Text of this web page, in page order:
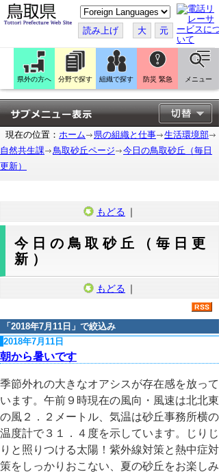
こ
の
ペ
ー
ジ
翻
訳
す
る
読み上げ 大 元
県外の方へ 分野で探す 組織で探す 防災 緊急 メニュー
現在の位置： ホーム 県の組織と仕事
生活環境部
自然共生課
鳥取砂丘ページ
今日の鳥取砂丘（毎日
更新）
もどる ｜
今日の鳥取砂丘（毎日更
新）
もどる ｜
「 2018年7月11日 」で絞込み
2018年7月11日
朝から暑いです
季節外れの大きなオアシスが存在感を放って
います。午前９時現在の風向・風速は北北東
の風２．２メートル、気温は砂丘事務所横の
温度計で３１．４度を示しています。じりじ
りと照りつける太陽！紫外線対策と熱中症対
策をしっかりおこない、夏の砂丘をお楽しみ